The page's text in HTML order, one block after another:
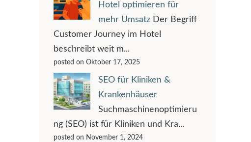
Hotel optimieren für
mehr Umsatz Der Begriff
Customer Journey im Hotel
beschreibt weit m...
posted on Oktober 17, 2025
SEO für Kliniken &
Krankenhäuser
Suchmaschinenoptimieru
ng (SEO) ist für Kliniken und Kra...
posted on November 1, 2024